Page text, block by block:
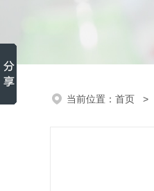
当前位置： 首页 >